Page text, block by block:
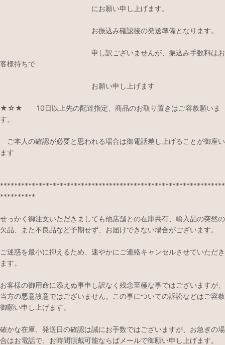
にお願い申し上げます。
お振込み確認後の発送準備となります。
申し訳ございませんが、振込み手数料はお
客様持ちで
お願い申し上げます
★☆★ 10日以上先の配達指定、商品のお取り置きはご容赦願いま
す。
ご本人の確認が必要と思われる場合は御電話差し上げることが御座い
ます
****************************************************************
**********
せっかく御注文いただきましても他店舗との在庫共有、輸入品の突然の
欠品、また不良品など予期せず、お届けできない場合がございます。
ご迷惑を最小に抑えるため、速やかにご連絡キャンセルさせていただき
ます。
お客様の御用命に添えぬ事申し訳なく残念至極な事ではございますが、
当方の悪意故意ではございません。この事についての訴訟などはご容赦
御願い申し上げます。
確かな在庫、発送日の確認は誠にお手数ではございますが、お急ぎの場
合はお電話で、お時間頂戴可能ならばメールで御願い申し上げます。